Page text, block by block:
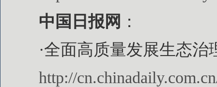
中国日报网 ：
·全面高质量发展生态治
http://